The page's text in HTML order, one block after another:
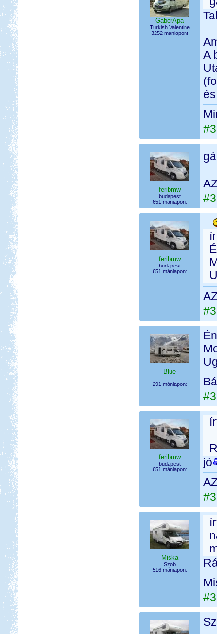
GaborApa
Turkish Valentine
3252 mániapont
A
feribmw
budapest
651 mániapont
feribmw
budapest
651 mániapont
Blue
291 mániapont
feribmw
budapest
651 mániapont
jó
Miska
Szob
516 mániapont